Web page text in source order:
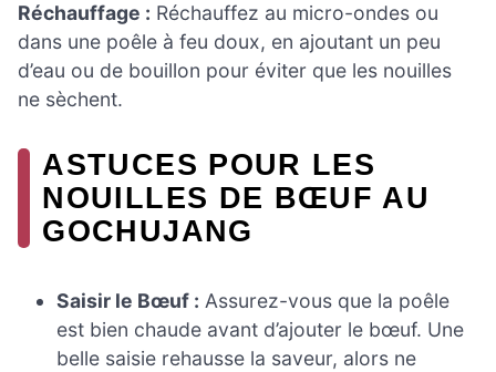
Réchauffage : Réchauffez au micro-ondes ou
dans une poêle à feu doux, en ajoutant un peu
d’eau ou de bouillon pour éviter que les nouilles
ne sèchent.
ASTUCES POUR LES
NOUILLES DE BŒUF AU
GOCHUJANG
Saisir le Bœuf : Assurez-vous que la poêle
est bien chaude avant d’ajouter le bœuf. Une
belle saisie rehausse la saveur, alors ne